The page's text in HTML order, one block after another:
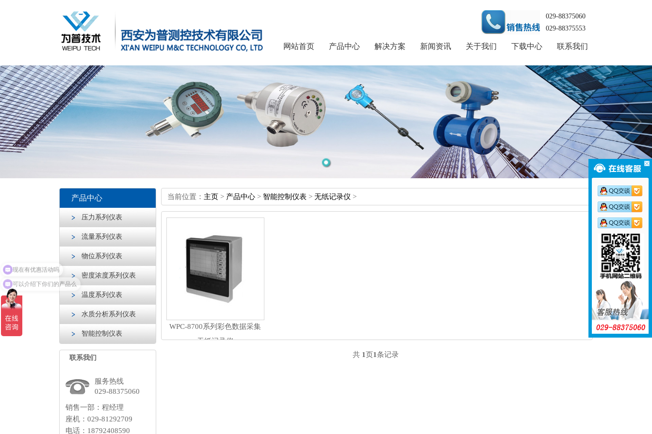
029-88375060
029-88375553
网站首页 产品中心 解决方案 新闻资讯 关于我们 下载中心 联系我们
产品中心
压力系列仪表
流量系列仪表
物位系列仪表
密度浓度系列仪表
温度系列仪表
水质分析系列仪表
智能控制仪表
联系我们
服务热线
029-88375060
销售一部：程经理
座机：029-81292709
电话：18792408590
当前位置： 主页 > 产品中心 > 智能控制仪表 > 无纸记录仪 >
WPC-8700系列彩色数据采集
无纸记录仪
共 1页1条记录
可以介绍下你们的产品么